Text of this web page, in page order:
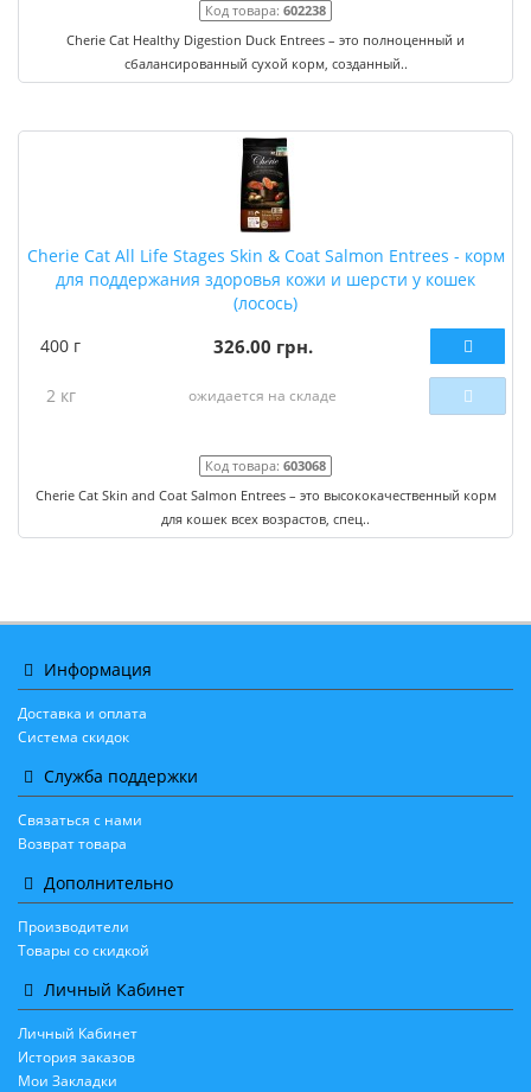
Код товара: 602238
Cherie Cat Healthy Digestion Duck Entrees – это полноценный и
сбалансированный сухой корм, созданный..
Cherie Cat All Life Stages Skin & Coat Salmon Entrees - корм
для поддержания здоровья кожи и шерсти у кошек
(лосось)
400 г
326.00 грн.
2 кг ожидается на складе
Код товара: 603068
Cherie Cat Skin and Coat Salmon Entrees – это высококачественный корм
для кошек всех возрастов, спец..
Информация
Доставка и оплата
Система скидок
Служба поддержки
Связаться с нами
Возврат товара
Дополнительно
Производители
Товары со скидкой
Личный Кабинет
Личный Кабинет
История заказов
Мои Закладки